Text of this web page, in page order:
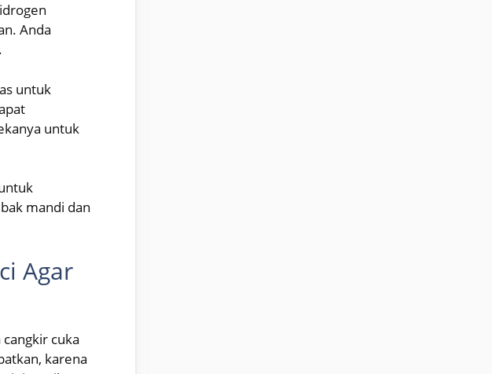
Anda
untuk
untuk
mandi dan
Agar
cuka
karena